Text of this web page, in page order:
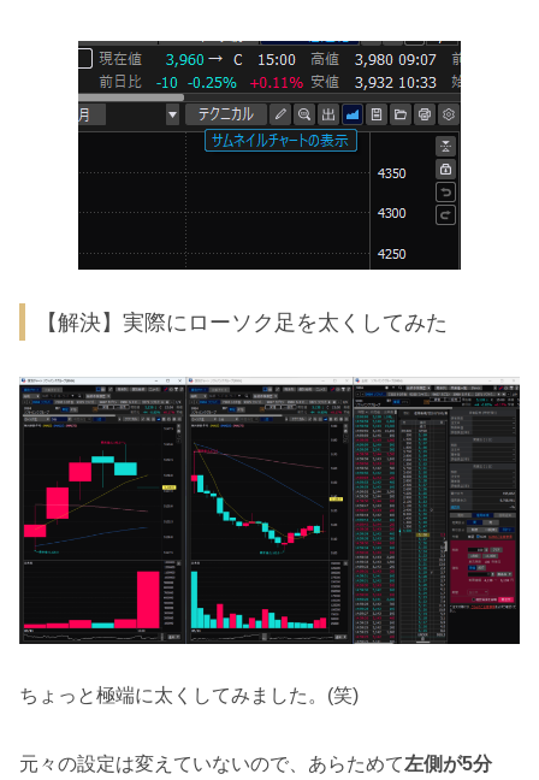
【解決】実際にローソク足を太くしてみた
ちょっと極端に太くしてみました。(笑)
元々の設定は変えていないので、あらためて左側が5分